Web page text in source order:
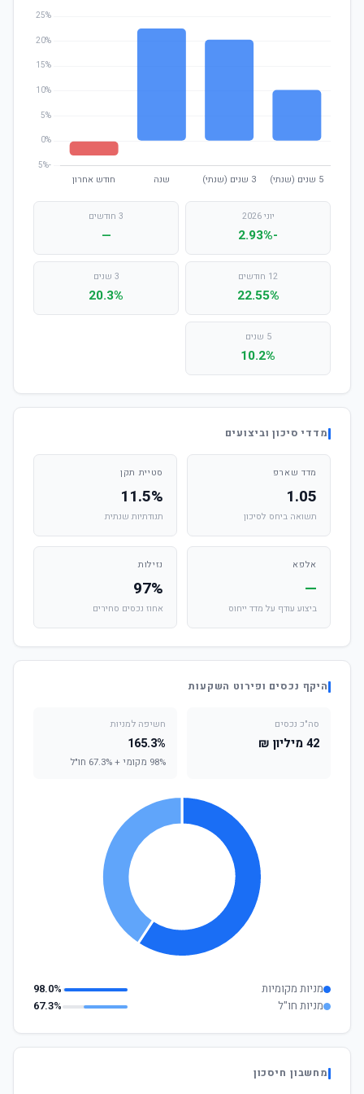
יוני 2026
-2.93%
3 חודשים
—
12 חודשים
22.55%
3 שנים
20.3%
5 שנים
10.2%
מדדי סיכון וביצועים
מדד שארפ
1.05
תשואה ביחס לסיכון
סטיית תקן
11.5%
תנודתיות שנתית
אלפא
—
ביצוע עודף על מדד ייחוס
נזילות
97%
אחוז נכסים סחירים
היקף נכסים ופירוט השקעות
סה"כ נכסים
42 מיליון ₪
חשיפה למניות
165.3%
98% מקומי + 67.3% חו"ל
מניות מקומיות
98.0%
מניות חו"ל
67.3%
מחשבון חיסכון